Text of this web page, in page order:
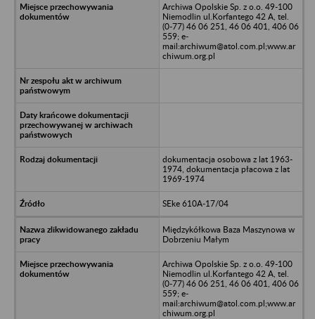
Archiwa Opolskie Sp. z o.o. 49-100
Niemodlin ul.Korfantego 42 A, tel.
(0-77) 46 06 251, 46 06 401, 406 06
559; e-
mail:archiwum@atol.com.pl;www.ar
chiwum.org.pl
dokumentacja osobowa z lat 1963-
1974, dokumentacja płacowa z lat
1969-1974
SEke 610A-17/04
Międzykółkowa Baza Maszynowa w
Dobrzeniu Małym
Archiwa Opolskie Sp. z o.o. 49-100
Niemodlin ul.Korfantego 42 A, tel.
(0-77) 46 06 251, 46 06 401, 406 06
559; e-
mail:archiwum@atol.com.pl;www.ar
chiwum.org.pl